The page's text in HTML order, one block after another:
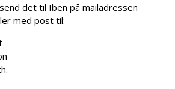
det til Iben på mailadressen
med post til: